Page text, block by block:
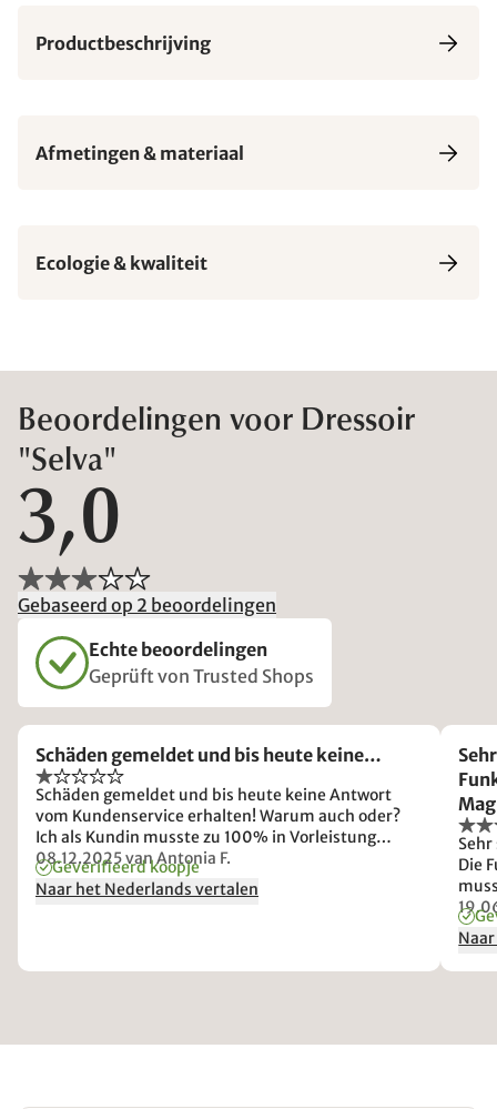
Productbeschrijving
Afmetingen & materiaal
Ecologie & kwaliteit
Beoordelingen voor Dressoir
"Selva"
3,0
Gebaseerd op 2 beoordelingen
Echte beoordelingen
Geprüft von Trusted Shops
Schäden gemeldet und bis heute keine…
Schäden gemeldet und bis heute keine Antwort
vom Kundenservice erhalten! Warum auch oder?
Ich als Kundin musste zu 100% in Vorleistung
gehen und damit muss sich ja seitens allnatura
niemand mehr drum kümmern! Eine absolute
Frechheit!
08.12.2025van Antonia F.
Geverifieerd koopje
Naar het Nederlands vertalen
Die
Wir